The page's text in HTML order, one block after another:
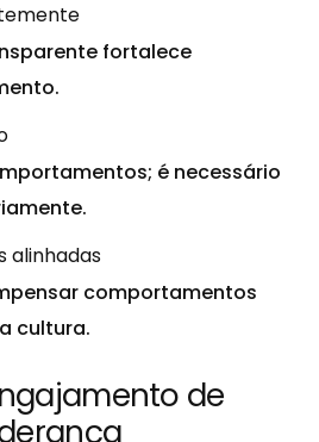
fortalece
é necessário
alinhadas
comportamentos
cultura.
de